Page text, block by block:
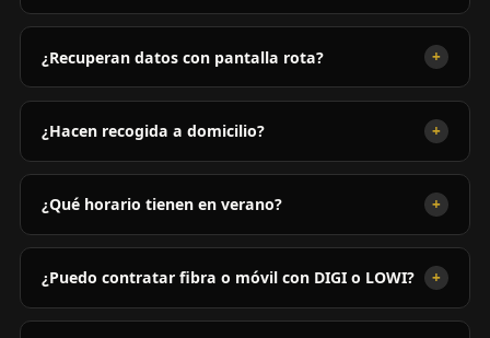
¿Recuperan datos con pantalla rota? +
¿Hacen recogida a domicilio? +
¿Qué horario tienen en verano? +
¿Puedo contratar fibra o móvil con DIGI o LOWI? +